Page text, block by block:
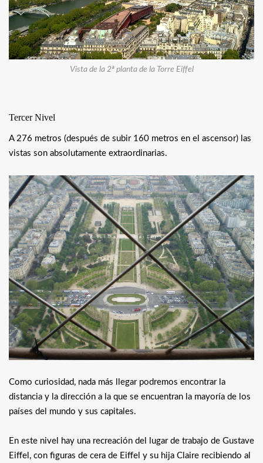
Vista de la 2ª planta de la Torre Eiffel
Tercer Nivel
A 276 metros (después de subir 160 metros en el ascensor) las
vistas son absolutamente extraordinarias.
Como curiosidad, nada más llegar podremos encontrar la
distancia y la dirección a la que se encuentran la mayoría de los
países del mundo y sus capitales.
En este nivel hay una recreación del lugar de trabajo de Gustave
Eiffel, con figuras de cera de Eiffel y su hija Claire recibiendo al